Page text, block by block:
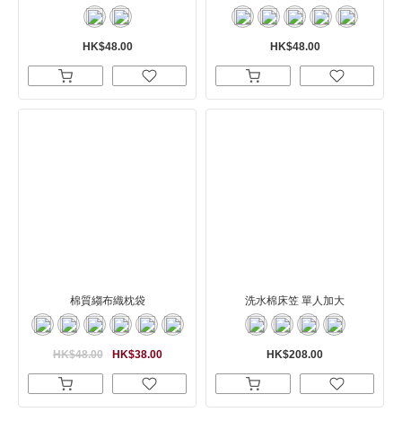
HK$48.00 HK$48.00
棉質縐布織枕袋
HK$38.00
HK$48.00
洗水棉床笠 單人加大
HK$208.00